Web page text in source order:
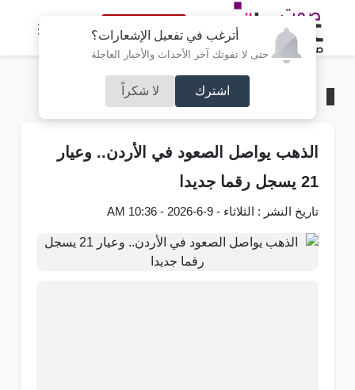
أترغب في تفعيل الإشعارات؟
حتى لا تفوتك آخر الأحداث والأخبار العاجلة
اشترك لا شكراً
النسخة الكاملة
محليات
الذهب يواصل الصعود في الأردن.. وعيار
21 يسجل رقما جديدا
تاريخ النشر : الثلاثاء - 9-6-2026 - 10:36 AM